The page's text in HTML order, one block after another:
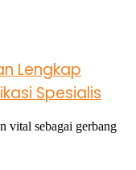
Lengkap
Spesialis
vital sebagai gerbang